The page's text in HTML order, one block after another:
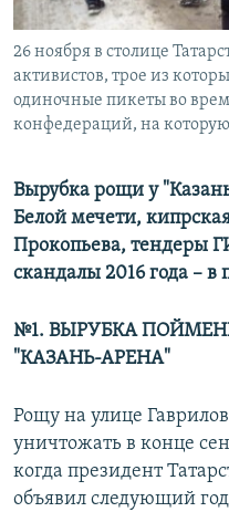
СОЦИАЛЬНЫЕ СЕТИ
Все сайты РСЕ/РС
26 ноября в столице
активистов, трое из
одиночные пикеты во
конфедераций, на
Вырубка рощи у
Белой мечети,
Прокопьева, тендеры
скандалы 2016 года – в
№1. ВЫРУБКА
"КАЗАНЬ-АРЕНА"
Рощу на улице
уничтожать в конце
когда президент
объявил следующий